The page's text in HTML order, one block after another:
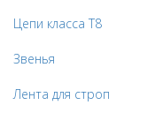
Цепи класса Т8
Звенья
Лента для строп